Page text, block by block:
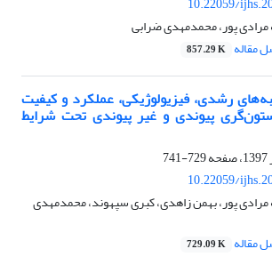
پور، محمدمهدی ضرابی
مقاله 857.29 K
رشدی، فیزیولوژیکی، عملکرد و کیفیت
پیوندی و غیر پیوندی تحت شرایط
729-741
10.22059/
پور، بهمن زاهدی، کبری سپهوند، محمدمهدی
مقاله 729.09 K